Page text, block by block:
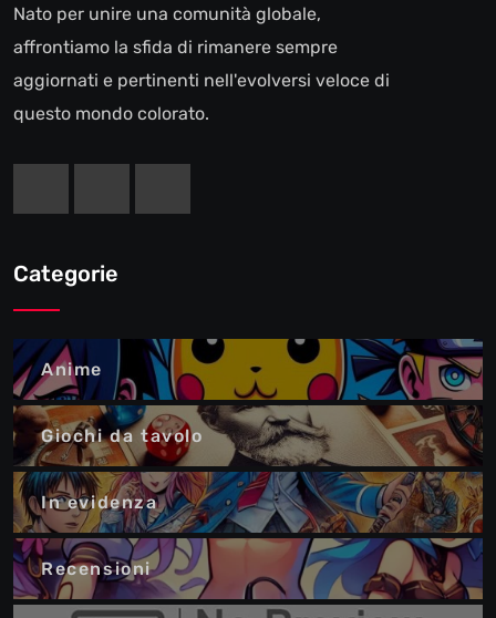
Nato per unire una comunità globale,
affrontiamo la sfida di rimanere sempre
aggiornati e pertinenti nell'evolversi veloce di
questo mondo colorato.
Categorie
Anime
Giochi da tavolo
In evidenza
Recensioni